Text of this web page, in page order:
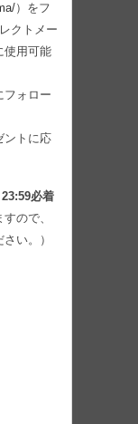
）をフ
クトメー
使用可能
フォロー
ントに応
必着
ので、
い。）